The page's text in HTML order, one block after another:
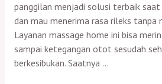
panggilan menjadi solusi terbaik
dan mau menerima rasa rileks tanpa
Layanan massage home ini bisa
sampai ketegangan otot sesudah
berkesibukan. Saatnya …